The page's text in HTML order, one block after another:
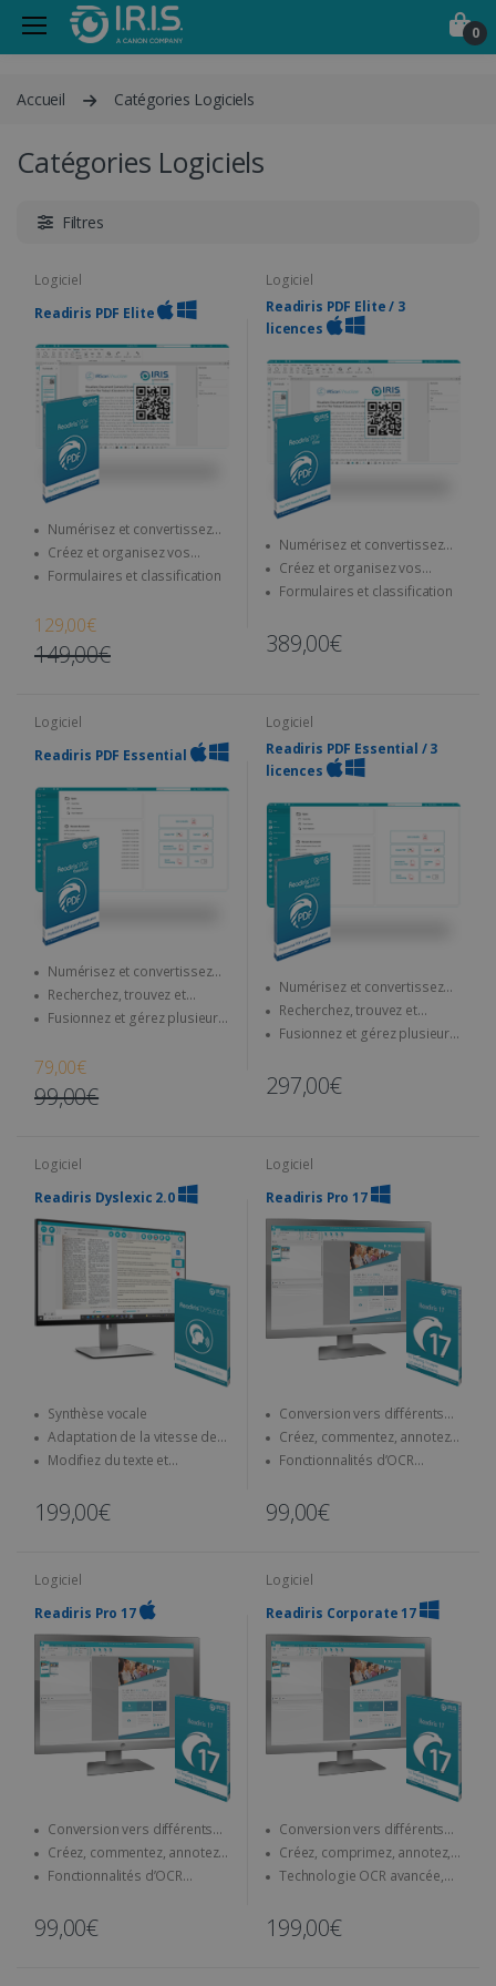
0
Accueil Catégories Logiciels
Catégories Logiciels
Filtres
Logiciel
Readiris PDF Elite
Numérisez et convertissez
tous vos documents dans
différents formats
Créez et organisez vos
fichiers PDF
Formulaires et classification
129,00€
149,00€
Logiciel
Readiris PDF Elite / 3
licences
Numérisez et convertissez
tous vos documents dans
différents formats
Créez et organisez vos
fichiers PDF
Formulaires et classification
389,00€
Logiciel
Readiris PDF Essential
Numérisez et convertissez
tous vos documents
Recherchez, trouvez et
remplacez dans vos
Fusionnez et gérez plusieurs
79,00€
99,00€
Logiciel
Readiris PDF Essential / 3
licences
Numérisez et convertissez
tous vos documents
Recherchez, trouvez et
remplacez dans vos
Fusionnez et gérez plusieurs
297,00€
Logiciel
Readiris Dyslexic 2.0
Synthèse vocale
Adaptation de la vitesse de
lecture
Modifiez du texte et
199,00€
Logiciel
Readiris Pro 17
Conversion vers différents
formats (Word, Excel, etc.)
Créez, commentez, annotez,
fusionnez... vos PDF
Fonctionnalités d’OCR
99,00€
Logiciel
Readiris Pro 17
Conversion vers différents
formats (Word, Excel, etc.)
Créez, commentez, annotez,
fusionnez... vos PDF
Fonctionnalités d’OCR
99,00€
Logiciel
Readiris Corporate 17
Conversion vers différents
formats (Word, Excel, etc.)
Créez, comprimez, annotez,
fusionnez, protégez et signez
Technologie OCR avancée,
automatique
199,00€